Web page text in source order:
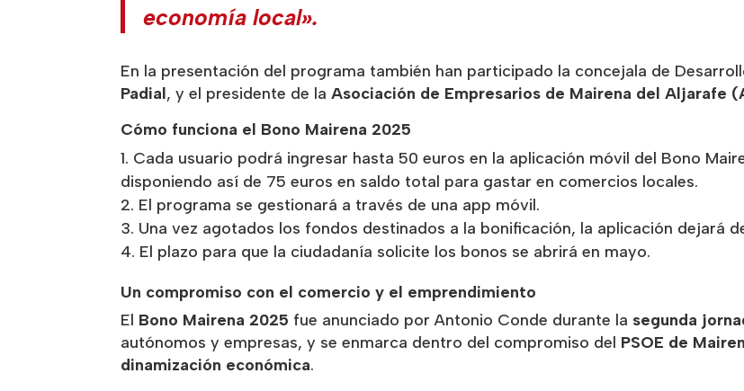
economía local».
En la presentación del programa también han participado la concejala de
Padial, y el presidente de laAsociación de Empresarios de Mairena del Aljarafe
Cómo funciona el Bono Mairena 2025
Cada usuario podrá ingresar hasta 50 euros en la aplicación móvil del Bono
disponiendo así de 75 euros en saldo total para gastar en comercios locales.
El programa se gestionará a través de una app móvil.
Una vez agotados los fondos destinados a la bonificación, la aplicación dejará
El plazo para que la ciudadanía solicite los bonos se abrirá en mayo.
Un compromiso con el comercio y el emprendimiento
El Bono Mairena 2025 fue anunciado por Antonio Conde durante la segunda
autónomos y empresas, y se enmarca dentro del compromiso del PSOE de
dinamización económica.